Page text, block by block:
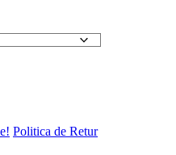
Politica de Retur